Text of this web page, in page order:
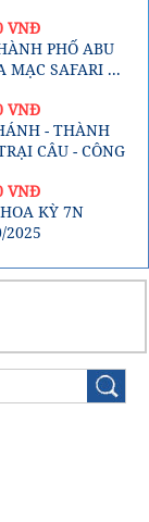
VNĐ
PHỐ ABU
MẠC SAFARI ...
VNĐ
- THÀNH
CÂU - CÔNG
VNĐ
KỲ 7N
2025